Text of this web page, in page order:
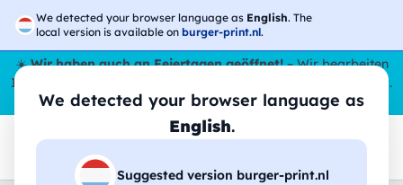
We detected your browser language as English. The
local version is available on burger-print.nl.
We detected your browser language as
English.
Suggested version burger-print.nl
☀️Wir haben auch an Feiertagen geöffnet!– Wir bearbeiten
Ihre Bestellungen den ganzen Sommer über,
sogar im August.
😎🌴